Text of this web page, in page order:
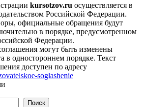
kursotzov.ru осуществляется в
Российской Федерации.
официальные обращения будут
в порядке, предусмотренном
Федерации.
могут быть изменены
в одностороннем порядке. Текст
доступен по адресу
soglashenie
Поиск